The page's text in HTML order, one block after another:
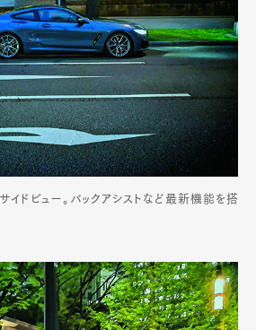
イドビュー。バックアシストなど最新機能を搭